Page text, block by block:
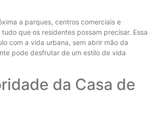
a parques, centros comerciais e
que os residentes possam precisar. Essa
com a vida urbana, sem abrir mão da
pode desfrutar de um estilo de vida
da Casa de